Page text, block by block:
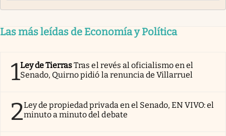
Las más leídas de Economía y Política
1Ley de TierrasTras el revés al oficialismo en el
Senado, Quirno pidió la renuncia de Villarruel
2Ley de propiedad privada en el Senado, EN VIVO: el
minuto a minuto del debate